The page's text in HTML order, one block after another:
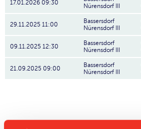
17.01.2026 09:30
Nürensdorf III
29.11.2025 11:00
Bassersdorf
Nürensdorf III
09.11.2025 12:30
Bassersdorf
Nürensdorf III
21.09.2025 09:00
Bassersdorf
Nürensdorf III